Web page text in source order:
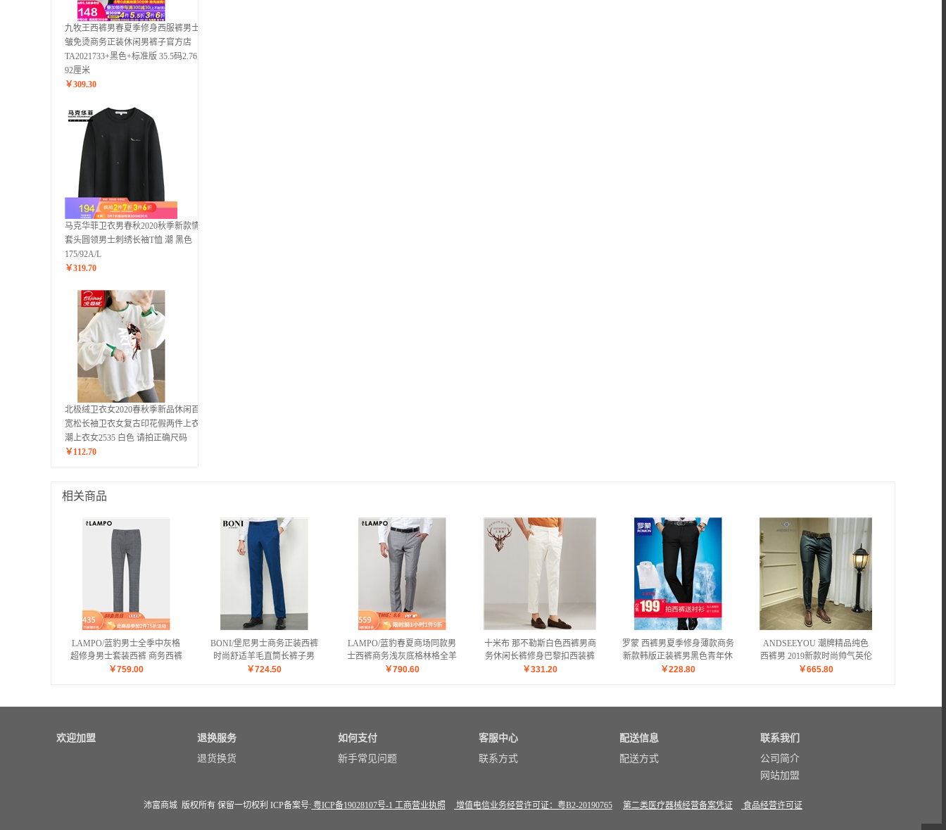
九牧王西裤男春夏季修身西服裤男士抗
皱免烫商务正装休闲男裤子官方店
TA2021733+黑色+标准版 35.5码2.76尺
92厘米
￥309.30
马克华菲卫衣男春秋2020秋季新款情侣
套头圆领男士刺绣长袖T恤 潮 黑色
175/92A/L
￥319.70
北极绒卫衣女2020春秋季新品休闲百搭
宽松长袖卫衣女复古印花假两件上衣ins
潮上衣女2535 白色 请拍正确尺码
￥ 112.70